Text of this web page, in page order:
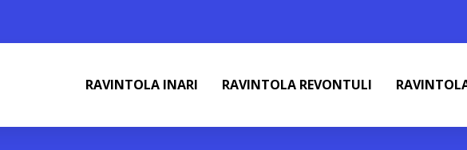
RAVINTOLA INARI RAVINTOLA REVONTULI